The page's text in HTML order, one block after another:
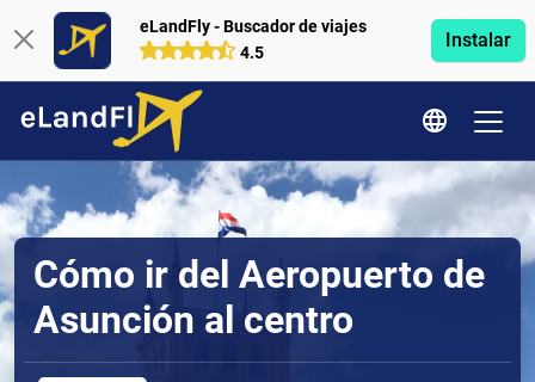
eLandFly - Buscador de viajes
4.5
Instalar
Cómo ir del Aeropuerto de
Asunción al centro